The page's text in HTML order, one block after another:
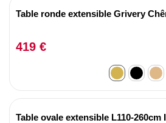
Table ronde extensible Grivery
419 €
Table ovale extensible L110-260cm